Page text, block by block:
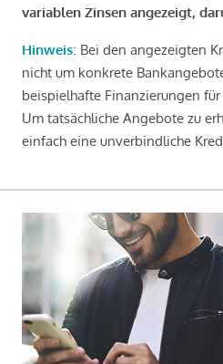
variablen Zinsen angezeigt,
Hinweis: Bei den angezeigten
nicht um konkrete
beispielhafte Finanzierungen
Um tatsächliche Angebote zu
einfach eine unverbindliche